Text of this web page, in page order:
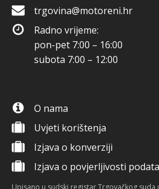
trgovina@motoreni.hr
Radno vrijeme:
pon-pet 7:00 – 16:00
subota 7:00 – 12:00
O nama
Uvjeti korištenja
Izjava o konverziji
Izjava o povjerljivosti